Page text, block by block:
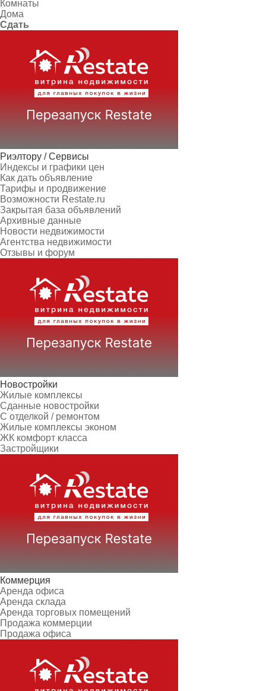
Комнаты
Дома
Сдать
Риэлтору / Сервисы
Индексы и графики цен
Как дать объявление
Тарифы и продвижение
Возможности Restate.ru
Закрытая база объявлений
Архивные данные
Новости недвижимости
Агентства недвижимости
Отзывы и форум
Новостройки
Жилые комплексы
Сданные новостройки
С отделкой / ремонтом
Жилые комплексы эконом
ЖК комфорт класса
Застройщики
Коммерция
Аренда офиса
Аренда склада
Аренда торговых помещений
Продажа коммерции
Продажа офиса